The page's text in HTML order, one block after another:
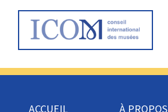
ACCUEIL À PROPOS